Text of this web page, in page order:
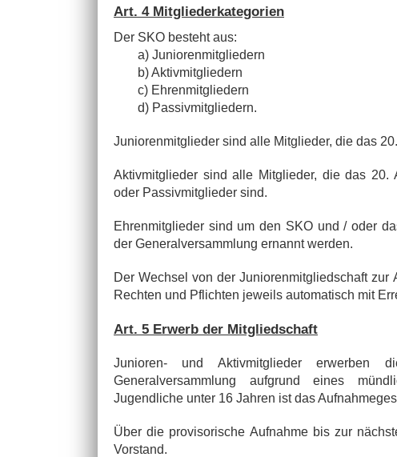
Art. 4 Mitgliederkategorien
Der SKO besteht aus:
a) Juniorenmitgliedern
b) Aktivmitgliedern
c) Ehrenmitgliedern
d) Passivmitgliedern.
Juniorenmitglieder sind alle Mitglieder, die das
Aktivmitglieder sind alle Mitglieder, die das 20.
oder Passivmitglieder sind.
Ehrenmitglieder sind um den SKO und / oder
der Generalversammlung ernannt werden.
Der Wechsel von der Juniorenmitgliedschaft
Rechten und Pflichten jeweils automatisch mit
Art. 5 Erwerb der Mitgliedschaft
Junioren- und Aktivmitglieder erwerben
Generalversammlung aufgrund eines
Jugendliche unter 16 Jahren ist das
Über die provisorische Aufnahme bis zur
Vorstand.